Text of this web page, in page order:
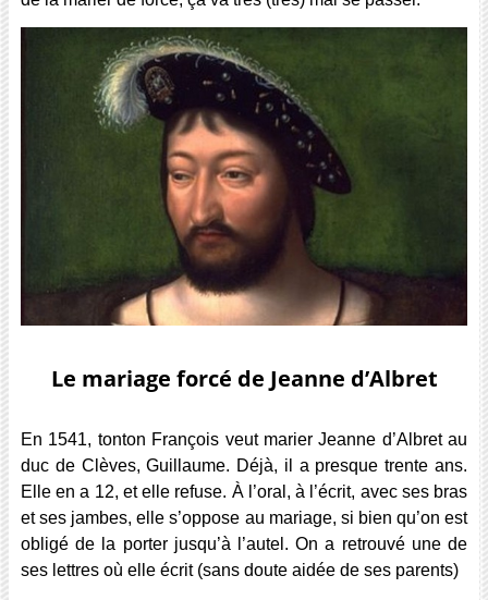
Le mariage forcé de Jeanne d’Albret
En 1541, tonton François veut marier Jeanne d’Albret au
duc de Clèves, Guillaume. Déjà, il a presque trente ans.
Elle en a 12, et elle refuse. À l’oral, à l’écrit, avec ses bras
et ses jambes, elle s’oppose au mariage, si bien qu’on est
obligé de la porter jusqu’à l’autel. On a retrouvé une de
ses lettres où elle écrit (sans doute aidée de ses parents)